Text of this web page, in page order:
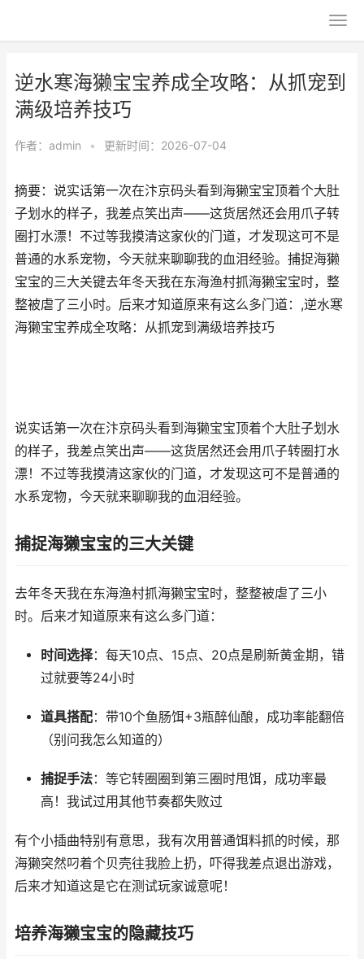
逆水寒海獭宝宝养成全攻略：从抓宠到
满级培养技巧
作者： admin • 更新时间：2026-07-04
摘要：说实话第一次在汴京码头看到海獭宝宝顶着个大肚
子划水的样子，我差点笑出声——这货居然还会用爪子转
圈打水漂！不过等我摸清这家伙的门道，才发现这可不是
普通的水系宠物，今天就来聊聊我的血泪经验。捕捉海獭
宝宝的三大关键去年冬天我在东海渔村抓海獭宝宝时，整
整被虐了三小时。后来才知道原来有这么多门道：,逆水寒
海獭宝宝养成全攻略：从抓宠到满级培养技巧
说实话第一次在汴京码头看到海獭宝宝顶着个大肚子划水
的样子，我差点笑出声——这货居然还会用爪子转圈打水
漂！不过等我摸清这家伙的门道，才发现这可不是普通的
水系宠物，今天就来聊聊我的血泪经验。
捕捉海獭宝宝的三大关键
去年冬天我在东海渔村抓海獭宝宝时，整整被虐了三小
时。后来才知道原来有这么多门道：
时间选择：每天10点、15点、20点是刷新黄金期，错
过就要等24小时
道具搭配：带10个鱼肠饵+3瓶醉仙酿，成功率能翻倍
（别问我怎么知道的）
捕捉手法：等它转圈圈到第三圈时甩饵，成功率最
高！我试过用其他节奏都失败过
有个小插曲特别有意思，我有次用普通饵料抓的时候，那
海獭突然叼着个贝壳往我脸上扔，吓得我差点退出游戏，
后来才知道这是它在测试玩家诚意呢！
培养海獭宝宝的隐藏技巧